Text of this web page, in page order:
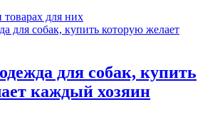
товарах для них
для собак, купить
каждый хозяин